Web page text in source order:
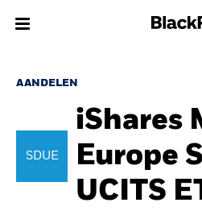
Over Ons
Thema's
AANDELEN
SDUE
iShares
Europe
UCITS